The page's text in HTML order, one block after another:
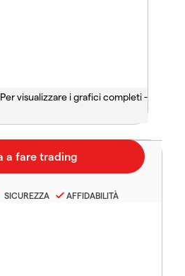
Per visualizzare i grafici completi -
SICUREZZA AFFIDABILITÀ